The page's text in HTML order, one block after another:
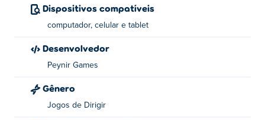
esquerda e para a direita para girar
Ajuste da câmera: E
Pausa: Escape
Quem criou a Car Parking School?
primeiro jogo deles no Poki!
Dispositivos compatíveis
computador, celular e tablet
Desenvolvedor
Peynir Games
Gênero
Jogos de Dirigir